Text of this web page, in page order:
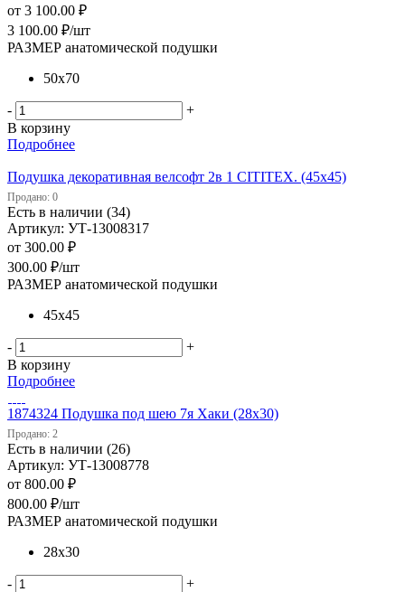
от 3 100.00 ₽
3 100.00 ₽/шт
РАЗМЕР анатомической подушки
50х70
-
+
В корзину
Подробнее
Подушка декоративная велсофт 2в 1 CITITEX. (45х45)
Продано: 0
Есть в наличии (34)
Артикул: УТ-13008317
от 300.00 ₽
300.00 ₽/шт
РАЗМЕР анатомической подушки
45х45
-
+
В корзину
Подробнее
1874324 Подушка под шею 7я Хаки (28х30)
Продано: 2
Есть в наличии (26)
Артикул: УТ-13008778
от 800.00 ₽
800.00 ₽/шт
РАЗМЕР анатомической подушки
28х30
-
+